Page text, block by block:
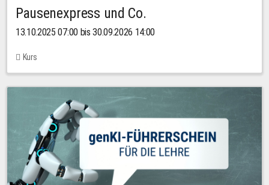
Pausenexpress und Co.
13.10.2025 07:00 bis 30.09.2026 14:00
Kurs